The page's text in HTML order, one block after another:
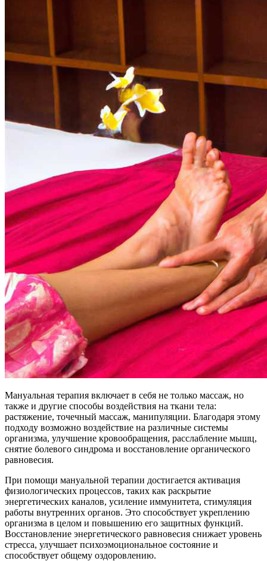
Мануальная терапия включает в себя не только массаж, но
также и другие способы воздействия на ткани тела:
растяжение, точечный массаж, манипуляции. Благодаря этому
подходу возможно воздействие на различные системы
организма, улучшение кровообращения, расслабление мышц,
снятие болевого синдрома и восстановление органического
равновесия.
При помощи мануальной терапии достигается активация
физиологических процессов, таких как раскрытие
энергетических каналов, усиление иммунитета, стимуляция
работы внутренних органов. Это способствует укреплению
организма в целом и повышению его защитных функций.
Восстановление энергетического равновесия снижает уровень
стресса, улучшает психоэмоциональное состояние и
способствует общему оздоровлению.